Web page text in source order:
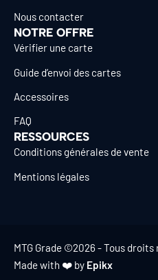
Nous contacter
NOTRE OFFRE
Vérifier une carte
Guide d’envoi des cartes
Accessoires
FAQ
RESSOURCES
Conditions générales de vente
Mentions légales
MTG Grade ©2026 - Tous droits
Made with ❤️ by Epikx